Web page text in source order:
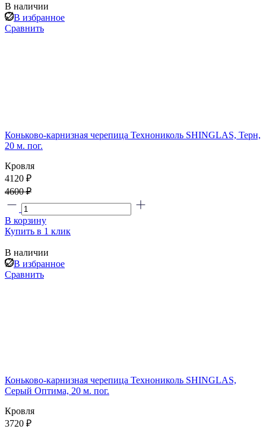
В наличии
В избранное
Сравнить
Коньково-карнизная черепица Технониколь SHINGLAS, Терн,
20 м. пог.
Кровля
4120 ₽
4600 ₽
В корзину
Купить в 1 клик
В наличии
В избранное
Сравнить
Коньково-карнизная черепица Технониколь SHINGLAS,
Серый Оптима, 20 м. пог.
Кровля
3720 ₽